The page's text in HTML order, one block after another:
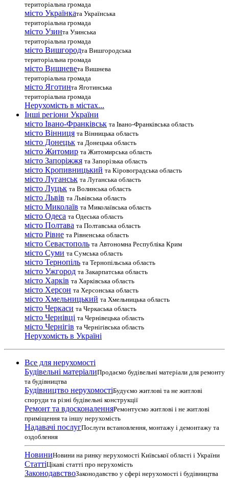
територіальна громада
місто Українката Українська
територіальна громада
місто Узинта Узинська
територіальна громада
місто Вишгородта Вишгородська
територіальна громада
місто Вишневета Вишнева
територіальна громада
місто Яготинта Яготинська
територіальна громада
Нерухомість в містах...
Інші регіони України
місто Івано-Франківськ та Івано-Франківська область
місто Вінниця та Вінницька область
місто Донецьк та Донецька область
місто Житомир та Житомирська область
місто Запоріжжя та Запорізька область
місто Кропивницький та Кіровоградська область
місто Луганськ та Луганська область
місто Луцьк та Волинська область
місто Львів та Львівська область
місто Миколаїв та Миколаївська область
місто Одеса та Одеська область
місто Полтава та Полтавська область
місто Рівне та Рівненська область
місто Севастополь та Автономна Республіка Крим
місто Суми та Сумська область
місто Тернопіль та Тернопільська область
місто Ужгород та Закарпатська область
місто Харків та Харківська область
місто Херсон та Херсонська область
місто Хмельницький та Хмельницька область
місто Черкаси та Черкаська область
місто Чернівці та Чернівецька область
місто Чернігів та Чернігівська область
Нерухомість в Україні
Все для нерухомості
Будівельні матеріалиПродаємо будівельні матеріали для ремонту
та будівництва
Будівництво нерухомостіБудуємо житлові та не житлові
споруди та різні будівельні конструкції
Ремонт та вдосконаленняРемонтуємо житлові і не житлові
приміщення та іншу нерухомість
Надавачі послугПослуги встановлення, монтажу і демонтажу та
оздоблення
НовиниНовини на ринку нерухомості Київської області і України
СтаттіЦікаві статті про нерухомість
ЗаконодавствоЗаконодавство у сфері нерухомості і будівництва